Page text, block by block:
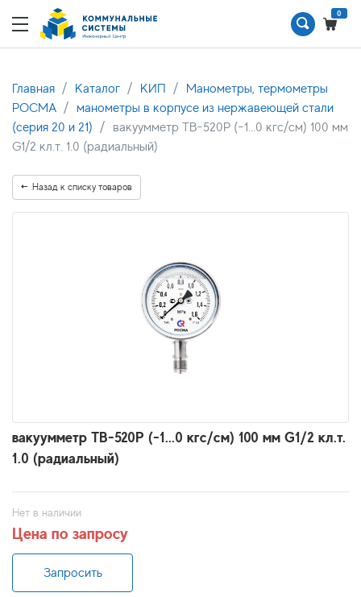
0
Главная Каталог КИП
Манометры, термометры
РОСМА
манометры в корпусе из нержавеющей стали
(серия 20 и 21)
вакуумметр ТВ-520Р (-1...0 кгс/см) 100 мм
G1/2 кл.т. 1.0 (радиальный)
Назад к списку товаров
вакуумметр ТВ-520Р (-1...0 кгс/см) 100 мм G1/2 кл.т.
1.0 (радиальный)
Нет в наличии
Цена по запросу
Запросить